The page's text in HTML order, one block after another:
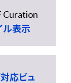
Curation
ル表示
応ビュ